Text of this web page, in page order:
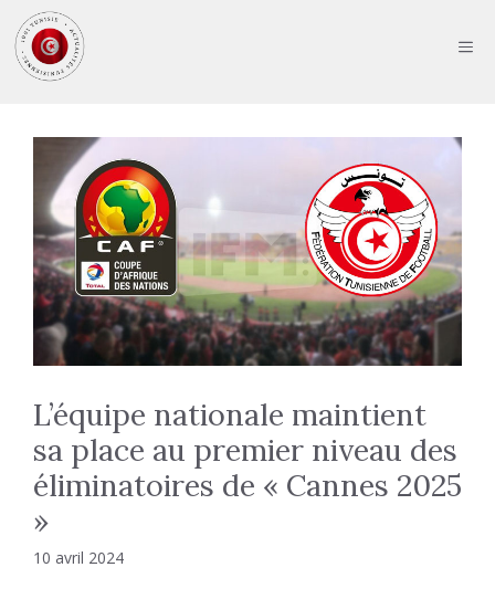
au
contenu
L’équipe nationale maintient
sa place au premier niveau des
éliminatoires de « Cannes 2025
»
10 avril 2024